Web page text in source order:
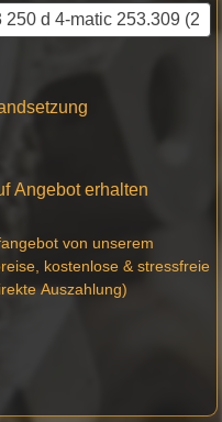
Angebot erhalten
von unserem
kostenlose & stressfreie
Auszahlung)